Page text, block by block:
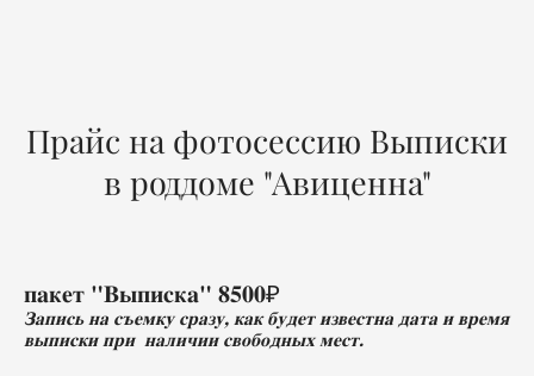
Прайс на фотосессию Выписки
в роддоме "Авиценна"
пакет "Выписка" 8500₽
Запись на съемку сразу, как будет известна дата и время
выписки при наличии свободных мест.